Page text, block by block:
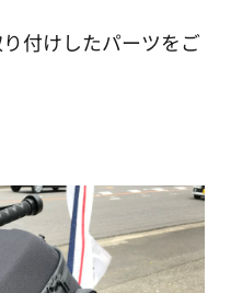
付けしたパーツをご